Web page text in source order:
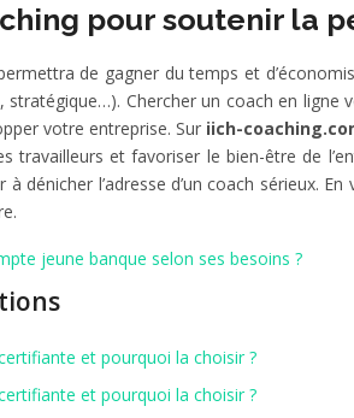
pour soutenir la
de gagner du temps et
Chercher un coach en
votre entreprise. Sur iich-
travailleurs et favoriser le bien-être de
dénicher l’adresse d’un coach sérieux.
jeune banque selon ses besoins ?
et pourquoi la choisir ?
et pourquoi la choisir ?